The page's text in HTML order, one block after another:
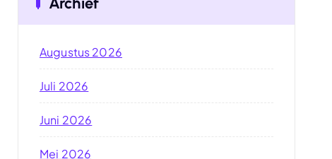
Augustus 2026
Juli 2026
Juni 2026
Mei 2026